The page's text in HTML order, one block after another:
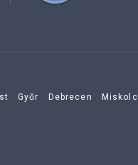
Győr Debrecen Miskolc